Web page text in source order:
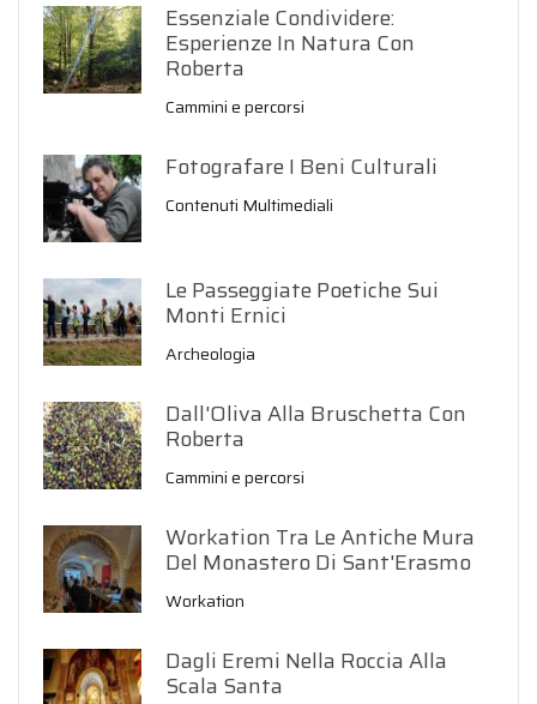
Essenziale Condividere:
Esperienze In Natura Con
Roberta
Cammini e percorsi
Fotografare I Beni Culturali
Contenuti Multimediali
Le Passeggiate Poetiche Sui
Monti Ernici
Archeologia
Dall'Oliva Alla Bruschetta Con
Roberta
Cammini e percorsi
Workation Tra Le Antiche Mura
Del Monastero Di Sant'Erasmo
Workation
Dagli Eremi Nella Roccia Alla
Scala Santa